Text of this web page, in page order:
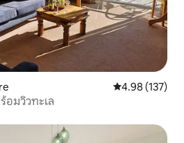
คะแนนเฉลี่ย
4.98 (137)
อมวิวทะเล